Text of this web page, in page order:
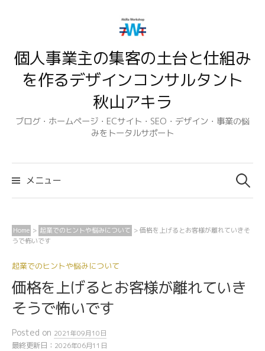
ン
キ
個人事業主の集客の土台と仕組み
を作るデザインコンサルタント
秋山アキラ
ブログ・ホームページ・ECサイト・SEO・デザイン・事業の悩
みをトータルサポート
メニュー
検
索:
Home > 起業でのヒントや悩みについて >価格を上げるとお客様が離れていきそ
うで怖いです
起業でのヒントや悩みについて
価格を上げるとお客様が離れていき
そうで怖いです
Posted on 2021年09月10日
最終更新日： 2026年06月11日